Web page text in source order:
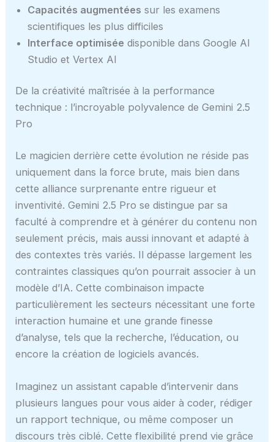
Capacités augmentées sur les examens
scientifiques les plus difficiles
Interface optimisée disponible dans Google AI
Studio et Vertex AI
De la créativité maîtrisée à la performance
technique : l’incroyable polyvalence de Gemini 2.5
Pro
Le magicien derrière cette évolution ne réside pas
uniquement dans la force brute, mais bien dans
cette alliance surprenante entre rigueur et
inventivité. Gemini 2.5 Pro se distingue par sa
faculté à comprendre et à générer du contenu non
seulement précis, mais aussi innovant et adapté à
des contextes très variés. Il dépasse largement les
contraintes classiques qu’on pourrait associer à un
modèle d’IA. Cette combinaison impacte
particulièrement les secteurs nécessitant une forte
interaction humaine et une grande finesse
d’analyse, tels que la recherche, l’éducation, ou
encore la création de logiciels avancés.
Imaginez un assistant capable d’intervenir dans
plusieurs langues pour vous aider à coder, rédiger
un rapport technique, ou même composer un
discours très ciblé. Cette flexibilité prend vie grâce